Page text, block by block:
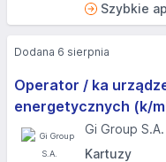
Szybkie
Operator / ka
energetycznych (k/
Gi Group S.A.
Kartuzy
Dodana 6 sierpnia